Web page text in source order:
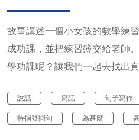
故事講述一個小女孩的數學練
成功課，並把練習簿交給老師
學功課呢？讓我們一起去找出真
說話 寫話 句子寫作
特指疑問句 為甚麼